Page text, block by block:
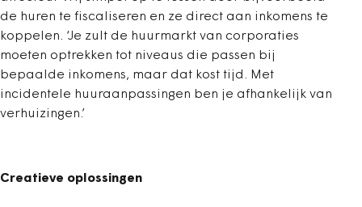
de huren te fiscaliseren en ze direct aan inkomens te
koppelen. ‘Je zult de huurmarkt van corporaties
moeten optrekken tot niveaus die passen bij
bepaalde inkomens, maar dat kost tijd. Met
incidentele huuraanpassingen ben je afhankelijk van
verhuizingen.’
Creatieve oplossingen